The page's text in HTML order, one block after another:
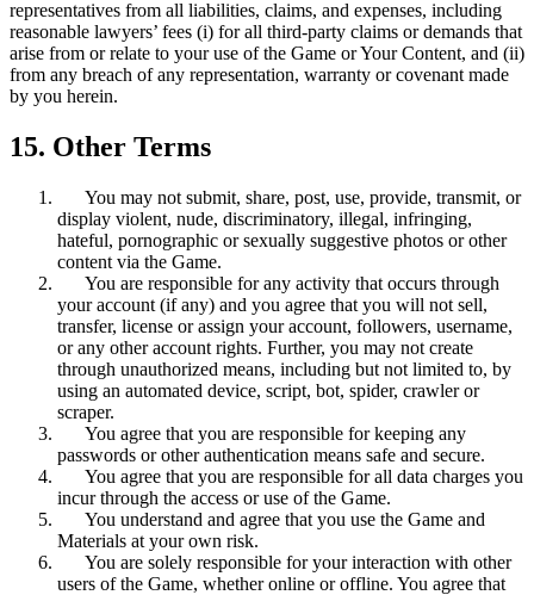
representatives from all liabilities, claims, and expenses, including
reasonable lawyers’ fees (i) for all third-party claims or demands that
arise from or relate to your use of the Game or Your Content, and (ii)
from any breach of any representation, warranty or covenant made
by you herein.
15. Other Terms
You may not submit, share, post, use, provide, transmit, or
display violent, nude, discriminatory, illegal, infringing,
hateful, pornographic or sexually suggestive photos or other
content via the Game.
You are responsible for any activity that occurs through
your account (if any) and you agree that you will not sell,
transfer, license or assign your account, followers, username,
or any other account rights. Further, you may not create
through unauthorized means, including but not limited to, by
using an automated device, script, bot, spider, crawler or
scraper.
You agree that you are responsible for keeping any
passwords or other authentication means safe and secure.
You agree that you are responsible for all data charges you
incur through the access or use of the Game.
You understand and agree that you use the Game and
Materials at your own risk.
You are solely responsible for your interaction with other
users of the Game, whether online or offline. You agree that